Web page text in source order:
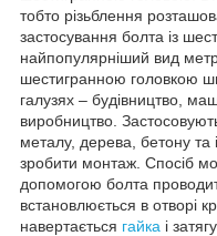
тобто різьблення
застосування болта із
найпопулярніший вид
шестигранною головкою
галузях – будівництво,
виробництво.
металу, дерева, бетону та
зробити монтаж. Спосіб
допомогою болта
встановлюється в отворі
навертається гайка і